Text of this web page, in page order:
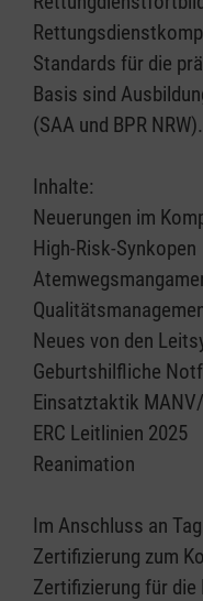
Standards für die
Basis sind
(SAA und BPR NRW).
Inhalte:
Neuerungen im
High-Risk-Synkopen
Neues von den
Geburtshilfliche
Einsatztaktik
ERC Leitlinien 2025
Reanimation
Im Anschluss an
Zertifizierung zum
Zertifizierung für die